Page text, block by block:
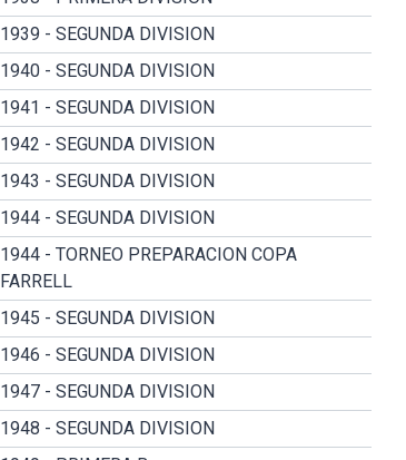
1939 - SEGUNDA DIVISION
1940 - SEGUNDA DIVISION
1941 - SEGUNDA DIVISION
1942 - SEGUNDA DIVISION
1943 - SEGUNDA DIVISION
1944 - SEGUNDA DIVISION
1944 - TORNEO PREPARACION COPA
FARRELL
1945 - SEGUNDA DIVISION
1946 - SEGUNDA DIVISION
1947 - SEGUNDA DIVISION
1948 - SEGUNDA DIVISION